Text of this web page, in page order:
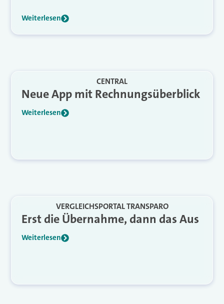
Weiterlesen
CENTRAL
Neue App mit Rechnungsüberblick
Weiterlesen
VERGLEICHSPORTAL TRANSPARO
Erst die Übernahme, dann das Aus
Weiterlesen